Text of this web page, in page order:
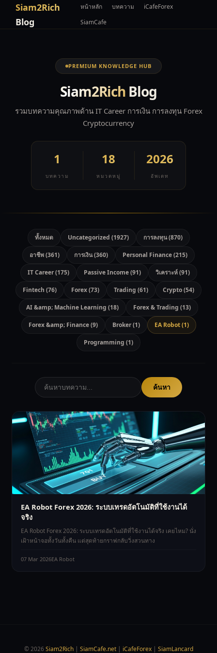
Siam2Rich
Blog
หน้าหลัก บทความ
iCafeForex
SiamCafe
PREMIUM KNOWLEDGE HUB
Siam2Rich Blog
รวมบทความคุณภาพด้าน IT Career การเงิน การลงทุน Forex
Cryptocurrency
1
บทความ
18
หมวดหมู่
2026
อัพเดท
ทั้งหมด Uncategorized (1927) การลงทุน (870)
อาชีพ (361) การเงิน (360) Personal Finance (215)
IT Career (175) Passive Income (91) วิเคราะห์ (91)
Fintech (76) Forex (73) Trading (61) Crypto (54)
AI &amp; Machine Learning (18) Forex & Trading (13)
Forex &amp; Finance (9) Broker (1) EA Robot (1)
Programming (1)
ค้นหา
EA Robot Forex 2026: ระบบเทรดอัตโนมัติที่ใช้งานได้
จริง
EA Robot Forex 2026: ระบบเทรดอัตโนมัติที่ใช้งานได้จริง เคยไหม? นั่ง
เฝ้าหน้าจอทั้งวันทั้งคืน แต่สุดท้ายกราฟกลับวิ่งสวนทาง
07 Mar 2026EA Robot
© 2026 Siam2Rich| SiamCafe.net| iCafeForex| SiamLancard